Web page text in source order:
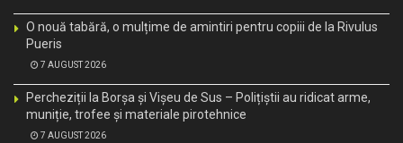
O nouă tabără, o mulțime de amintiri pentru copiii de la Rivulus
Pueris
7 AUGUST 2026
Percheziții la Borșa și Vișeu de Sus – Polițiștii au ridicat arme,
muniție, trofee și materiale pirotehnice
7 AUGUST 2026